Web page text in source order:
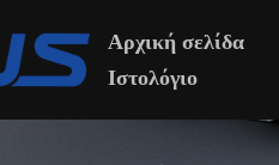
Αρχική σελίδα
Ιστολόγιο